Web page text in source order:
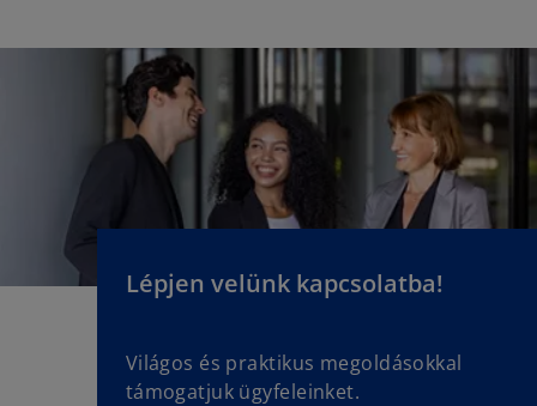
Lépjen velünk kapcsolatba!
Világos és praktikus megoldásokkal
támogatjuk ügyfeleinket.